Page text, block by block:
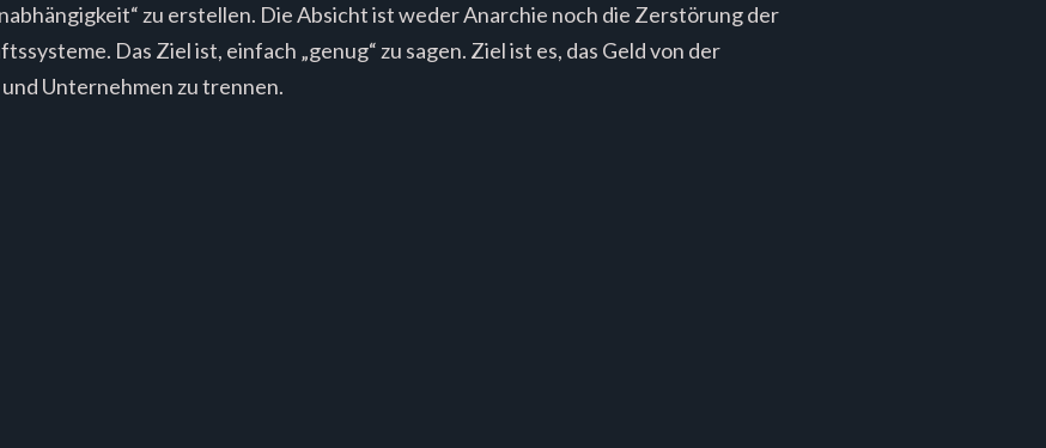
zu erstellen. Die Absicht ist weder Anarchie noch die Zerstörung der
Das Ziel ist, einfach „genug“ zu sagen. Ziel ist es, das Geld von der
Unternehmen zu trennen.